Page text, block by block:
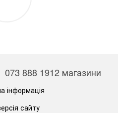
073 888 1912 магазини
інформація
сайту